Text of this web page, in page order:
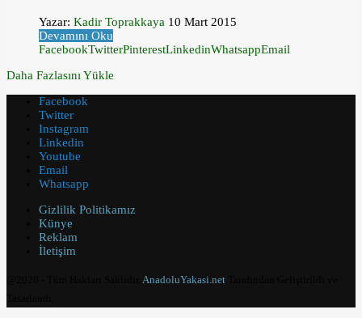
Yazar: Kadir Toprakkaya 10 Mart 2015
Devamını Oku
FacebookTwitterPinterestLinkedinWhatsappEmail
Daha Fazlasını Yükle
Facebook
Twitter
Instagram
Linkedin
Youtube
Email
Whatsapp
Gizlilik Politikamız
Künye
Reklam
İletişim
AnadoluYakasi.net